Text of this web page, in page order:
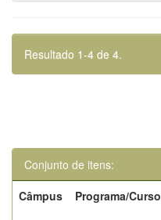
Resultado 1-4 de 4.
Conjunto de itens:
Câmpus
Programa/Curso